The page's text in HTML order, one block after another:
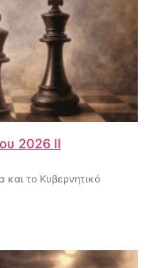
2026 II
και το Κυβερνητικό